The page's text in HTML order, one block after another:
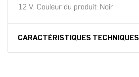
12 V. Couleur du produit: Noir
CARACTÉRISTIQUES TECHNIQUES